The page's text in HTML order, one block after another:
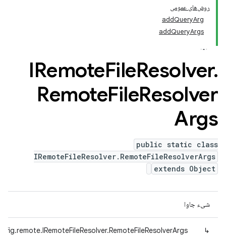
روش‌های عمومی
addQueryArg
addQueryArgs
IRemoteFileResolver.
RemoteFileResolver
Args
public static class
IRemoteFileResolver.RemoteFileResolverArgs
extends Object
شیء جاوا
↳